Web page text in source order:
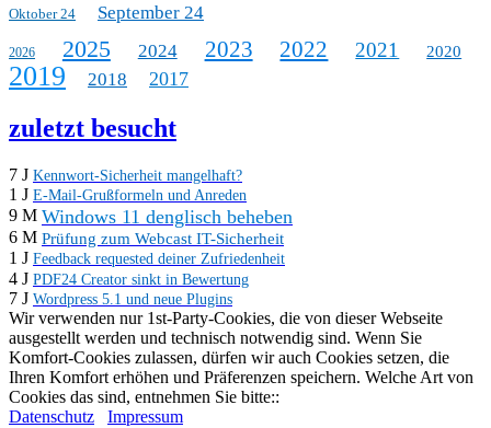
Oktober 24 September 24
2026 2025 2024 2023 2022 2021 2020
2019 2018 2017
zuletzt besucht
7 J Kennwort-Sicherheit mangelhaft?
1 J E-Mail-Grußformeln und Anreden
9 M Windows 11 denglisch beheben
6 M Prüfung zum Webcast IT-Sicherheit
1 J Feedback requested deiner Zufriedenheit
4 J PDF24 Creator sinkt in Bewertung
7 J Wordpress 5.1 und neue Plugins
Wir verwenden nur 1st-Party-Cookies, die von dieser Webseite
ausgestellt werden und technisch notwendig sind. Wenn Sie
Komfort-Cookies zulassen, dürfen wir auch Cookies setzen, die
Ihren Komfort erhöhen und Präferenzen speichern. Welche Art von
Cookies das sind, entnehmen Sie bitte::
Datenschutz
Impressum